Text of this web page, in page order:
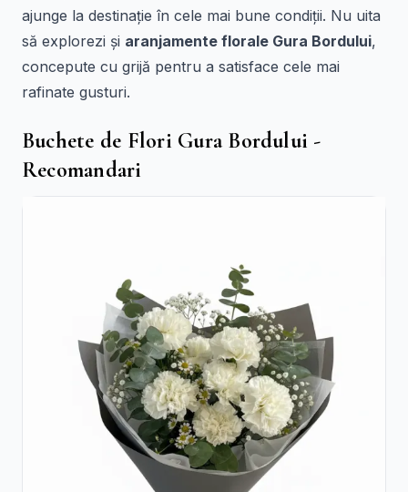
ajunge la destinație în cele mai bune condiții. Nu uita
să explorezi și aranjamente florale Gura Bordului,
concepute cu grijă pentru a satisface cele mai
rafinate gusturi.
Buchete de Flori Gura Bordului -
Recomandari